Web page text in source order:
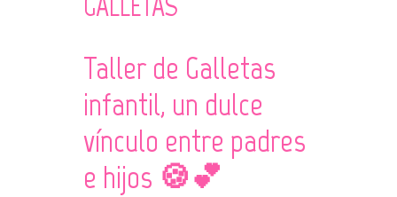
Taller de Galletas
infantil, un dulce
vínculo entre padres
e hijos 🍪💕